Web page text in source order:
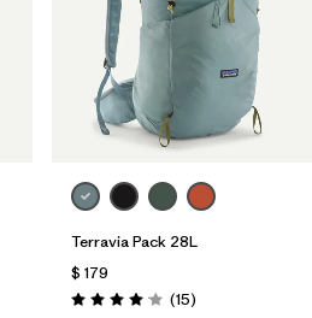
Terravia Pack 28L
$ 179
Valoración: 4.1 / 5
(15Comentarios
)